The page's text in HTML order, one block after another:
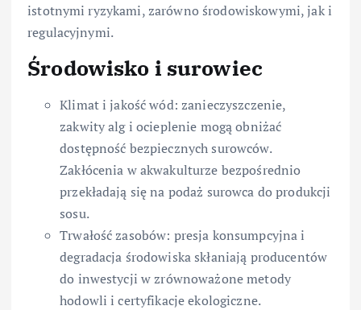
istotnymi ryzykami, zarówno środowiskowymi, jak i
regulacyjnymi.
Środowisko i surowiec
Klimat i jakość wód: zanieczyszczenie,
zakwity alg i ocieplenie mogą obniżać
dostępność bezpiecznych surowców.
Zakłócenia w akwakulturze bezpośrednio
przekładają się na podaż surowca do produkcji
sosu.
Trwałość zasobów: presja konsumpcyjna i
degradacja środowiska skłaniają producentów
do inwestycji w zrównoważone metody
hodowli i certyfikacje ekologiczne.